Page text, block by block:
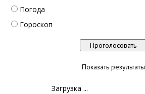
Погода
Гороскоп
Показать результаты
Загрузка ...